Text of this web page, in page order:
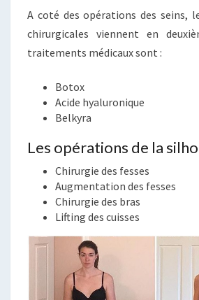
A coté des opérations des seins,
chirurgicales viennent en
traitements médicaux sont :
Botox
Acide hyaluronique
Belkyra
Les opérations de la
Chirurgie des fesses
Augmentation des fesses
Chirurgie des bras
Lifting des cuisses